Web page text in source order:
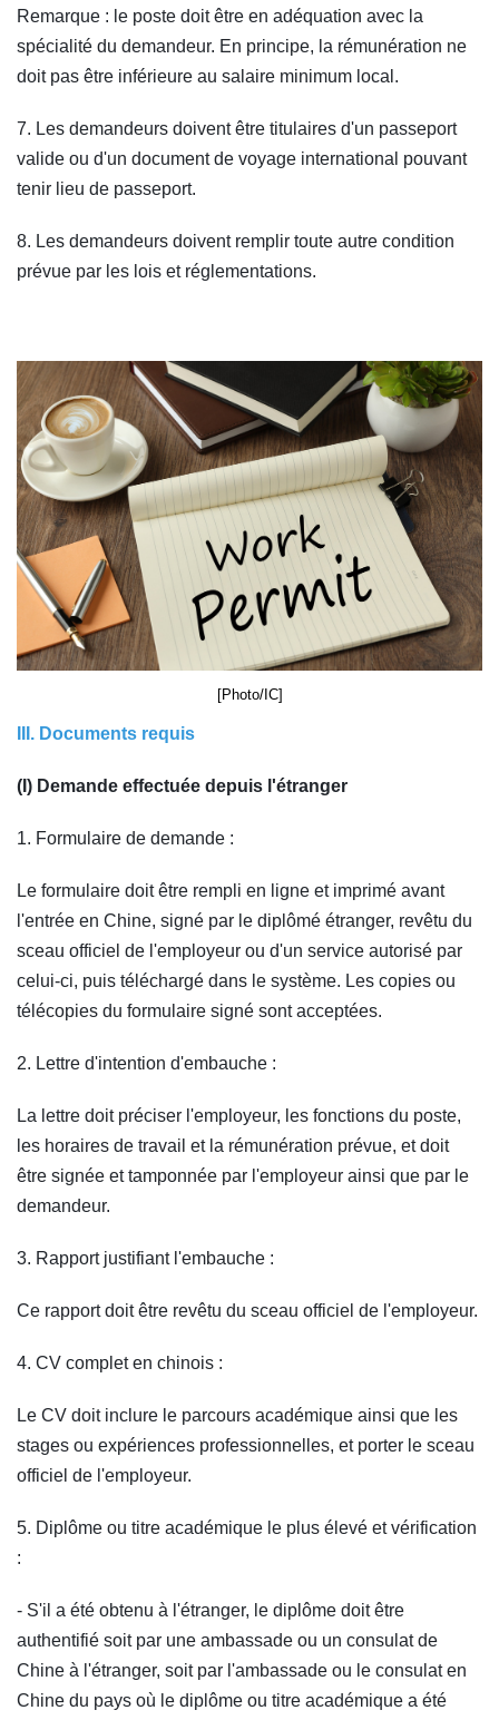
Remarque : le poste doit être en adéquation avec la
spécialité du demandeur. En principe, la rémunération ne
doit pas être inférieure au salaire minimum local.
7. Les demandeurs doivent être titulaires d'un passeport
valide ou d'un document de voyage international pouvant
tenir lieu de passeport.
8. Les demandeurs doivent remplir toute autre condition
prévue par les lois et réglementations.
[Photo/IC]
III. Documents requis
(I) Demande effectuée depuis l'étranger
1. Formulaire de demande :
Le formulaire doit être rempli en ligne et imprimé avant
l'entrée en Chine, signé par le diplômé étranger, revêtu du
sceau officiel de l'employeur ou d'un service autorisé par
celui-ci, puis téléchargé dans le système. Les copies ou
télécopies du formulaire signé sont acceptées.
2. Lettre d'intention d'embauche :
La lettre doit préciser l'employeur, les fonctions du poste,
les horaires de travail et la rémunération prévue, et doit
être signée et tamponnée par l'employeur ainsi que par le
demandeur.
3. Rapport justifiant l'embauche :
Ce rapport doit être revêtu du sceau officiel de l'employeur.
4. CV complet en chinois :
Le CV doit inclure le parcours académique ainsi que les
stages ou expériences professionnelles, et porter le sceau
officiel de l'employeur.
5. Diplôme ou titre académique le plus élevé et vérification
:
- S'il a été obtenu à l'étranger, le diplôme doit être
authentifié soit par une ambassade ou un consulat de
Chine à l'étranger, soit par l'ambassade ou le consulat en
Chine du pays où le diplôme ou titre académique a été